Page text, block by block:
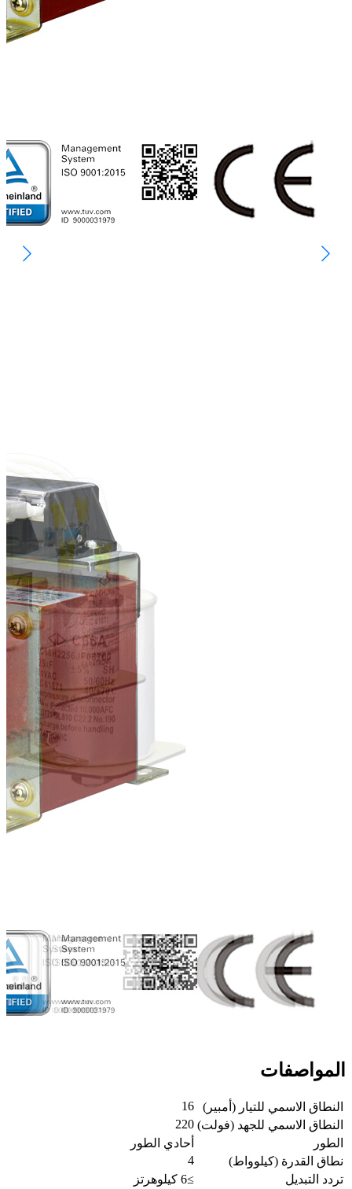
المواصفات
النطاق الاسمي للتيار (أمبير)
16
النطاق الاسمي للجهد (فولت) 220
الطور
أحادي الطور
نطاق القدرة (كيلوواط)
4
تردد التبديل
≥6 كيلوهرتز